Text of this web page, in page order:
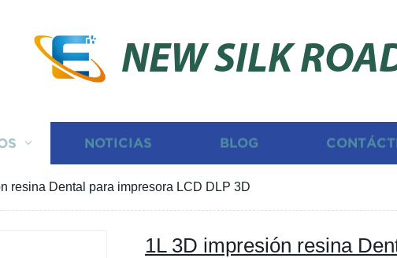
NEW SILK
NOTICIAS BLOG
resina Dental para impresora LCD DLP 3D
1L 3D impresión resina